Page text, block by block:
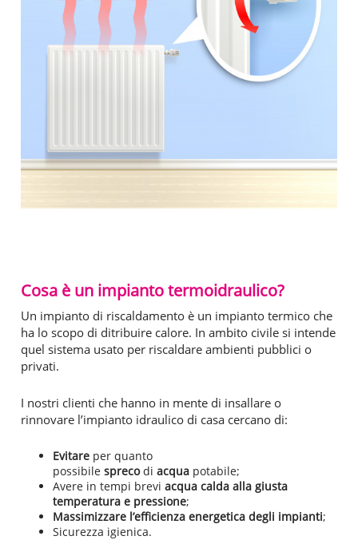
Cosa è un impianto termoidraulico?
Un impianto di riscaldamento è un impianto termico che
ha lo scopo di ditribuire calore. In ambito civile si intende
quel sistema usato per riscaldare ambienti pubblici o
privati.
I nostri clienti che hanno in mente di insallare o
rinnovare l’impianto idraulico di casa cercano di:
Evitare per quanto
possibile sprecodi acqua potabile;
Avere in tempi brevi acqua calda alla giusta
temperatura e pressione;
Massimizzare l’efficienza energetica degli impianti;
Sicurezza igienica.